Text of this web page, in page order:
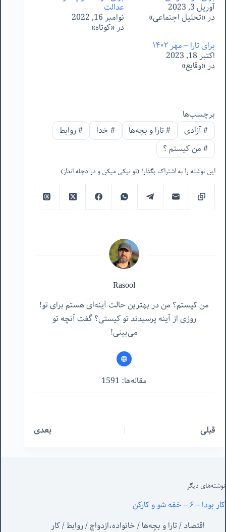
آوریل 3, 2023
در «تحلیل اجتماعی»
عدالت
نوامبر 16, 2022
در «کوتاه»
برای تارا – مهر ١۴٠٢
اکتبر 18, 2023
در «وقایع»
برچسب‌ها
#آزادی #تارا و بچه‌ها #خدا #روابط
#من‌ کیستم ؟
این نوشته را به اشتراک بگذار! (تو نیکی میکن و در دجله انداز)
Rasool
من کیستم؟ من در بهترین حالت آینه‌ای هستم برای تو!
روزی از آینه پرسیدند تو کیستی؟ گفت آنچه تو
می‌بینی!
مقاله‌ها: 1591
قبلی بعدی
نوشته‌های‌ دیگر
کار بودا – ۶ – خفه شو و کارکن
اقتصاد/تارا و بچه‌ها/خانواده،ازدواج/روابط/کار